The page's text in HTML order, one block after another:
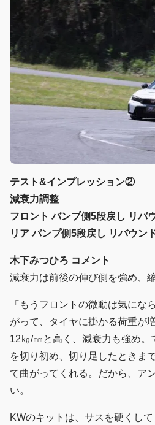
テスト&インプレッション②
減衰力調整
フロント バンプ側5段戻し リバ
リア バンプ側5段戻し リバウン
木下みつひろ コメント
減衰力は前後の伸び側を強め、
「もうフロントの微動は気にな
がって、タイヤに掛かる荷重が
12㎏/㎜と高く、減衰力も強め
を切り初め、切り足したときま
て曲がってくれる。だから、ア
い。
KWのキットは、サスを硬くし